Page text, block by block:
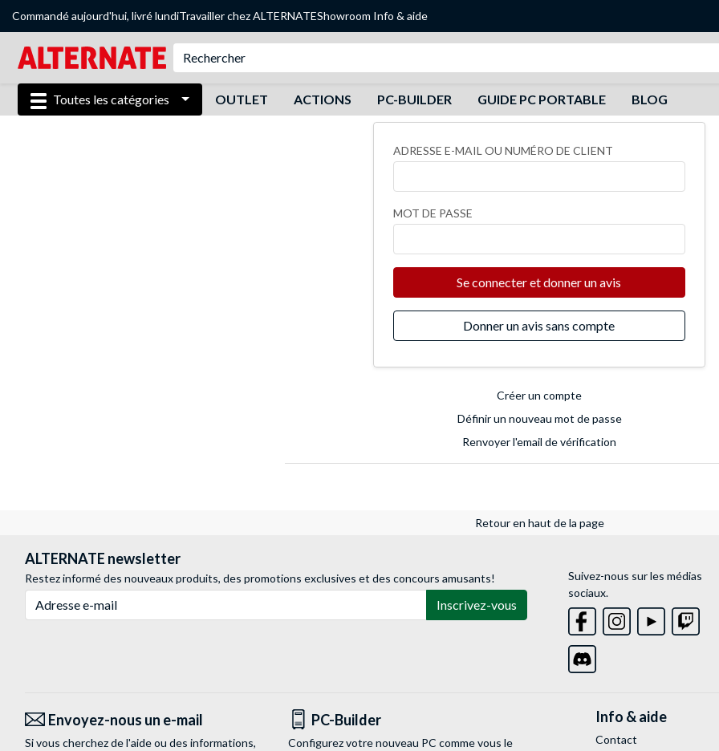
Commandé aujourd'hui, livré lundiTravailler chez ALTERNATEShowroom Info & aide
Toutes les catégories OUTLET ACTIONS PC-BUILDER GUIDE PC PORTABLE BLOG
ADRESSE E-MAIL OU NUMÉRO DE CLIENT
MOT DE PASSE
Se connecter et donner un avis
Donner un avis sans compte
Créer un compte
Définir un nouveau mot de passe
Renvoyer l'email de vérification
Retour en haut de la page
ALTERNATE newsletter
Restez informé des nouveaux produits, des promotions exclusives et des concours amusants!
Inscrivez-vous
Suivez-nous sur les médias
sociaux.
Envoyez-nous un e-mail
Si vous cherchez de l'aide ou des informations,
PC-Builder
Configurez votre nouveau PC comme vous le
Info & aide
Contact